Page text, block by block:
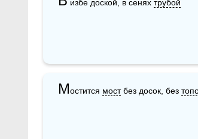
избе доской, в сенях трубой
Мостится мост без досок, без